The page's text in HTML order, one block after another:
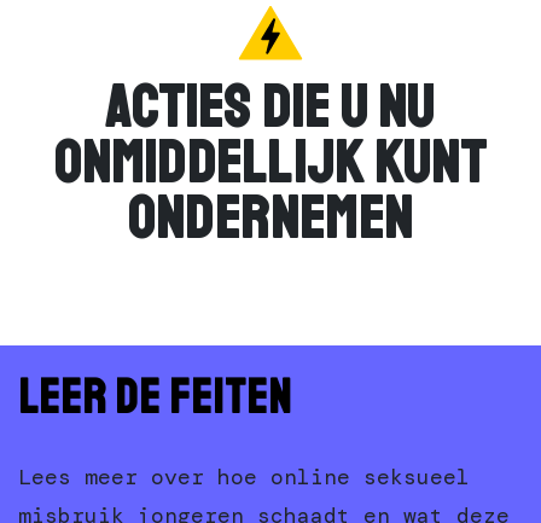
ACTIES DIE U NU
ONMIDDELLIJK KUNT
ONDERNEMEN
Leer de feiten
Lees meer over hoe online seksueel
misbruik jongeren schaadt en wat deze